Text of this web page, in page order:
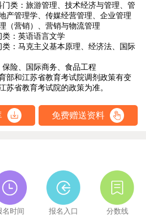
：旅游管理、技术经济与管理、管
产管理学、传媒经营管理、企业管理
（营销）、营销与物流管理
：英语语言文学
马克主义基本原理、经济法、国际
险、国际商务、食品工程
和江苏省教育考试院调剂政策有变
苏省教育考试院的政策为准。
免费赠送资料
名时间 报名入口 分数线